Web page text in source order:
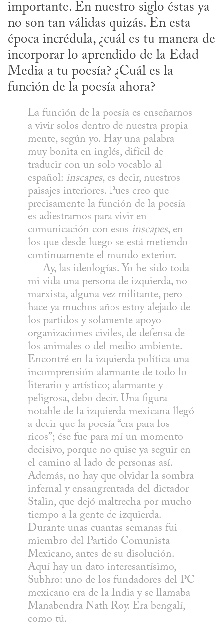
importante. En nuestro siglo éstas ya
no son tan válidas quizás. En esta
época incrédula, ¿cuál es tu manera de
incorporar lo aprendido de la Edad
Media a tu poesía? ¿Cuál es la
función de la poesía ahora?
La función de la poesía es enseñarnos
a vivir solos dentro de nuestra propia
mente, según yo. Hay una palabra
muy bonita en inglés, difícil de
traducir con un solo vocablo al
español: inscapes, es decir, nuestros
paisajes interiores. Pues creo que
precisamente la función de la poesía
es adiestrarnos para vivir en
comunicación con esos inscapes, en
los que desde luego se está metiendo
continuamente el mundo exterior.
mi vida una persona de izquierda, no
marxista, alguna vez militante, pero
hace ya muchos años estoy alejado de
los partidos y solamente apoyo
organizaciones civiles, de defensa de
los animales o del medio ambiente.
Encontré en la izquierda política una
incomprensión alarmante de todo lo
literario y artístico; alarmante y
peligrosa, debo decir. Una figura
notable de la izquierda mexicana llegó
a decir que la poesía “era para los
ricos”; ése fue para mí un momento
decisivo, porque no quise ya seguir en
el camino al lado de personas así.
Además, no hay que olvidar la sombra
infernal y ensangrentada del dictador
Stalin, que dejó maltrecha por mucho
tiempo a la gente de izquierda.
Durante unas cuantas semanas fui
miembro del Partido Comunista
Mexicano, antes de su disolución.
Aquí hay un dato interesantísimo,
Subhro: uno de los fundadores del PC
mexicano era de la India y se llamaba
Manabendra Nath Roy. Era bengalí,
como tú.